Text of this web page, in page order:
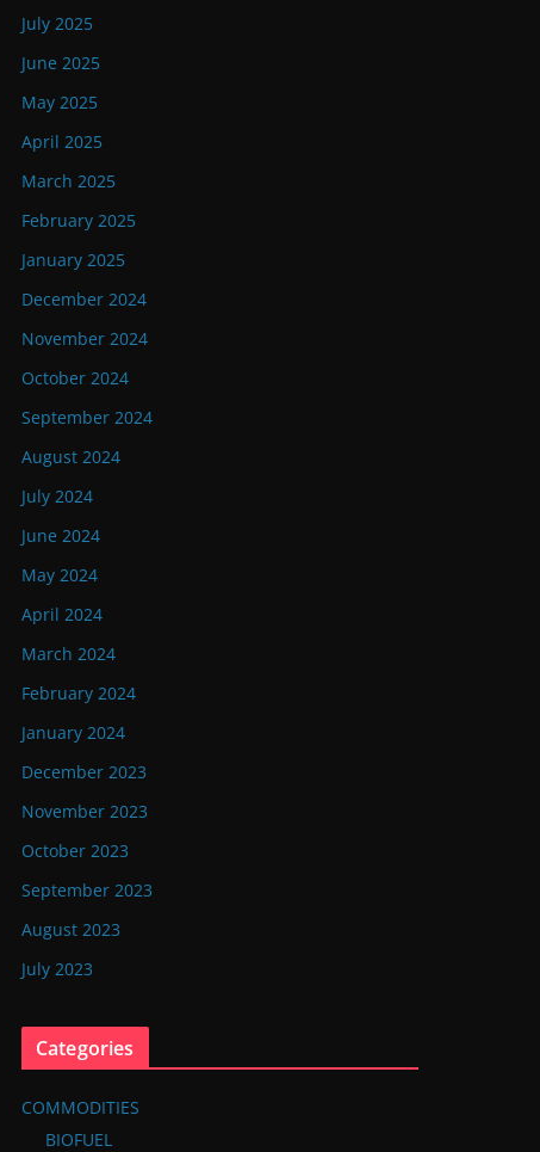
July 2025
June 2025
May 2025
April 2025
March 2025
February 2025
January 2025
December 2024
November 2024
October 2024
September 2024
August 2024
July 2024
June 2024
May 2024
April 2024
March 2024
February 2024
January 2024
December 2023
November 2023
October 2023
September 2023
August 2023
July 2023
Categories
COMMODITIES
BIOFUEL